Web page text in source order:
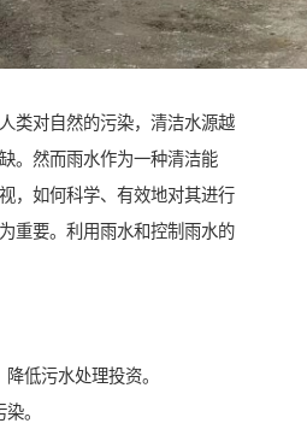
类对自然的污染，清洁水源越
。然而雨水作为一种清洁能
，如何科学、有效地对其进行
重要。利用雨水和控制雨水的
低污水处理投资。
。